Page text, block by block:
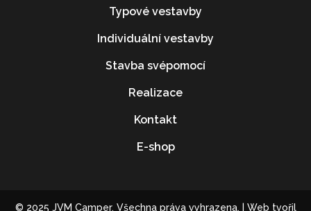
Typové vestavby
Individuální vestavby
Stavba svépomocí
Realizace
Kontakt
E-shop
© 2025 JVM Camper. Všechna práva vyhrazena. | Web tvořil